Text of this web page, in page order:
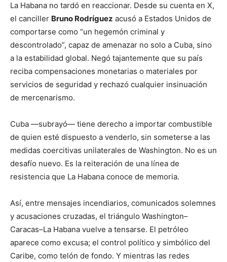
La Habana no tardó en reaccionar. Desde su cuenta en X,
el canciller Bruno Rodríguez acusó a Estados Unidos de
comportarse como “un hegemón criminal y
descontrolado”, capaz de amenazar no solo a Cuba, sino
a la estabilidad global. Negó tajantemente que su país
reciba compensaciones monetarias o materiales por
servicios de seguridad y rechazó cualquier insinuación
de mercenarismo.
Cuba —subrayó— tiene derecho a importar combustible
de quien esté dispuesto a venderlo, sin someterse a las
medidas coercitivas unilaterales de Washington. No es un
desafío nuevo. Es la reiteración de una línea de
resistencia que La Habana conoce de memoria.
Así, entre mensajes incendiarios, comunicados solemnes
y acusaciones cruzadas, el triángulo Washington–
Caracas–La Habana vuelve a tensarse. El petróleo
aparece como excusa; el control político y simbólico del
Caribe, como telón de fondo. Y mientras las redes